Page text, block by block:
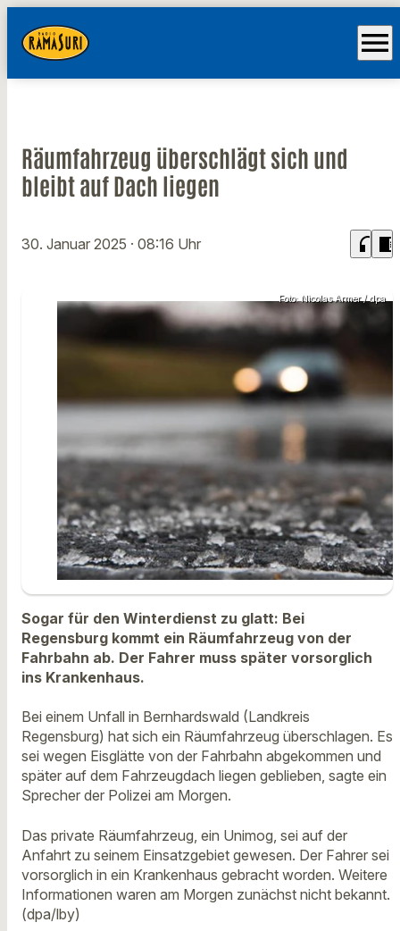
menu
Räumfahrzeug überschlägt sich und
bleibt auf Dach liegen
30. Januar 2025 · 08:16 Uhr headphones chrome_reader_mode
Foto: Nicolas Armer / dpa
Sogar für den Winterdienst zu glatt: Bei
Regensburg kommt ein Räumfahrzeug von der
Fahrbahn ab. Der Fahrer muss später vorsorglich
ins Krankenhaus.
Bei einem Unfall in Bernhardswald (Landkreis
Regensburg) hat sich ein Räumfahrzeug überschlagen. Es
sei wegen Eisglätte von der Fahrbahn abgekommen und
später auf dem Fahrzeugdach liegen geblieben, sagte ein
Sprecher der Polizei am Morgen.
Das private Räumfahrzeug, ein Unimog, sei auf der
Anfahrt zu seinem Einsatzgebiet gewesen. Der Fahrer sei
vorsorglich in ein Krankenhaus gebracht worden. Weitere
Informationen waren am Morgen zunächst nicht bekannt.
(dpa/lby)